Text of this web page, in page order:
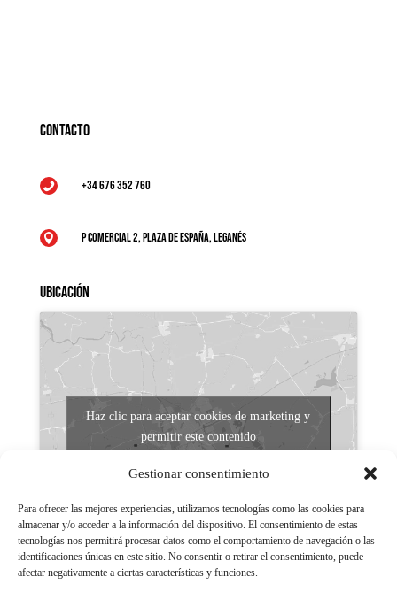
Gestionar consentimiento
Para ofrecer las mejores experiencias, utilizamos tecnologías como las cookies para
almacenar y/o acceder a la información del dispositivo. El consentimiento de estas
tecnologías nos permitirá procesar datos como el comportamiento de navegación o las
identificaciones únicas en este sitio. No consentir o retirar el consentimiento, puede
afectar negativamente a ciertas características y funciones.
Contacto
 +34 676 352 760
 P Comercial 2, Plaza de España, Leganés
Ubicación
Haz clic para aceptar cookies de marketing y
permitir este contenido
Aviso legal